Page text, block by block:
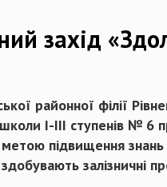
захід
районної філії
І-ІІІ ступенів №
метою підвищення
залізничні